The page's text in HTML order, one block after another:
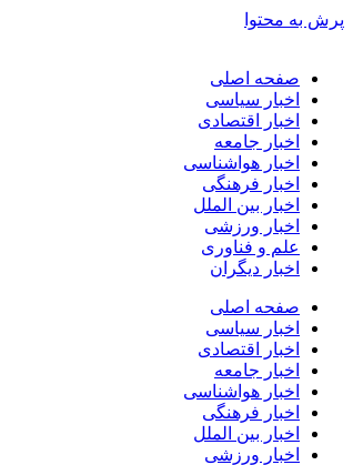
پرش به محتوا
صفحه اصلی
اخبار سیاسی
اخبار اقتصادی
اخبار جامعه
اخبار هواشناسی
اخبار فرهنگی
اخبار بین الملل
اخبار ورزشی
علم و فناوری
اخبار دیگران
صفحه اصلی
اخبار سیاسی
اخبار اقتصادی
اخبار جامعه
اخبار هواشناسی
اخبار فرهنگی
اخبار بین الملل
اخبار ورزشی